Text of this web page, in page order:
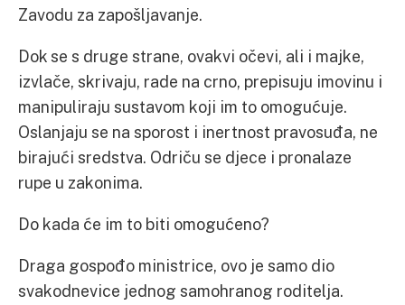
Zavodu za zapošljavanje.
Dok se s druge strane, ovakvi očevi, ali i majke,
izvlače, skrivaju, rade na crno, prepisuju imovinu i
manipuliraju sustavom koji im to omogućuje.
Oslanjaju se na sporost i inertnost pravosuđa, ne
birajući sredstva. Odriču se djece i pronalaze
rupe u zakonima.
Do kada će im to biti omogućeno?
Draga gospođo ministrice, ovo je samo dio
svakodnevice jednog samohranog roditelja.